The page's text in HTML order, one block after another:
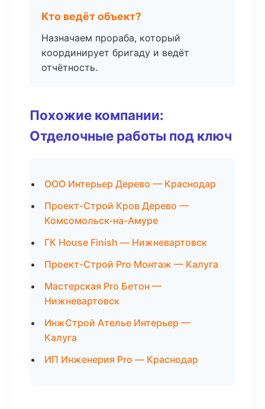
Кто ведёт объект?
Назначаем прораба, который
координирует бригаду и ведёт
отчётность.
Похожие компании:
Отделочные работы под ключ
ООО Интерьер Дерево — Краснодар
Проект-Строй Кров Дерево —
Комсомольск-на-Амуре
ГК House Finish — Нижневартовск
Проект-Строй Pro Монтаж — Калуга
Мастерская Pro Бетон —
Нижневартовск
ИнжСтрой Ателье Интерьер —
Калуга
ИП Инженерия Pro — Краснодар